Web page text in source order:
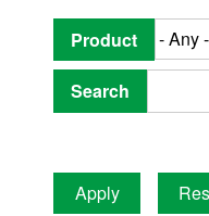
Product
Search